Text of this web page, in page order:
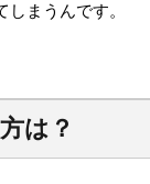
まうんです。
は？